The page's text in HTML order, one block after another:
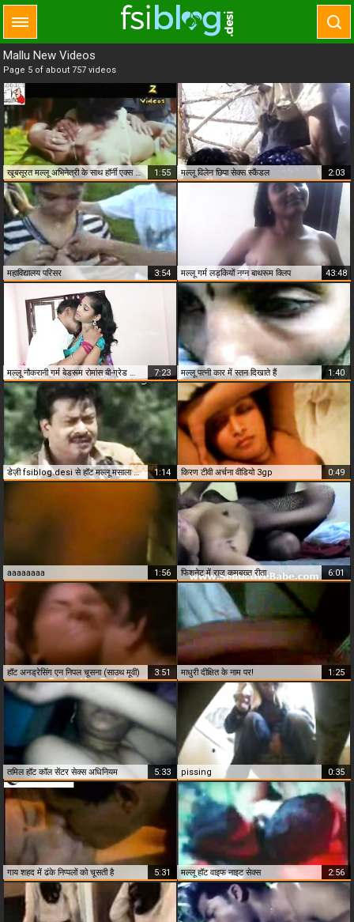
Mallu New Videos
Page 5 of about 757 videos
खूबसूरत मल्लू अभिनेत्री के साथ हॉर्नी एक्स क्लिप 1:55 मल्लू विलेन छिपा सेक्स स्कैंडल 2:03
महाविद्यालय परिसर 3:54 मल्लू गर्म लड़कियों नग्न बाथरूम क्लिप 43:48
मल्लू नौकरानी गर्म बेडरूम रोमांस बी-ग्रेड क्लिप 7:23 मल्लू पत्नी कार में स्तन दिखाते हैं 1:40
डेज़ी fsiblog.desi से हॉट मल्लू मसाला दृश्य 1:14 किरण टीवी अर्चना वीडियो 3gp 0:49
aaaaaaaa 1:56 फिशनेट में राज कमबख्त रीता 6:01
हॉट अनड्रेसिंग एन निपल चूसना (साउथ मूवी) 3:51 माधुरी दीक्षित के नाम पर! 1:25
तमिल हॉट कॉल सेंटर सेक्स अधिनियम 5:33 pissing 0:35
गाय शहद में ढंके निप्पलों को चूसती है 5:31 मल्लू हॉट वाइफ नाइट सेक्स 2:56